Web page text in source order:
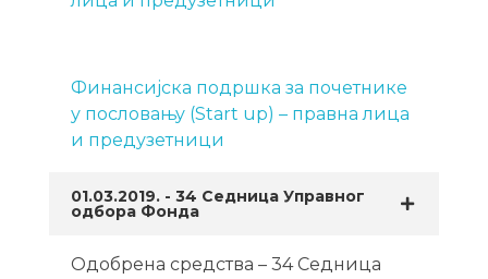
Финансијска подршка за почетнике
у пословању (Start up) – правна лица
и предузетници
01.03.2019. - 34 Седница Управног
одбора Фонда
Одобрена средства – 34 Седница